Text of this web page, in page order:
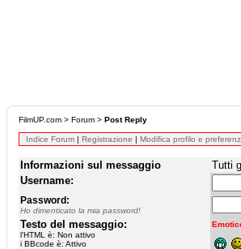
FilmUP.com > Forum > Post Reply
Indice Forum | Registrazione | Modifica profilo e
Informazioni sul messaggio Tutti
Username:
Password:
Ho dimenticato la mia password!
Testo del messaggio:
l'HTML è: Non attivo
i BBcode è: Attivo